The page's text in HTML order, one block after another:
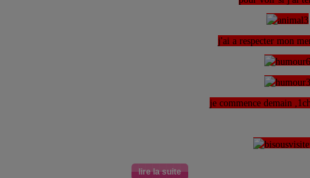
j'ai a respecter mon
je commence demain
lire la suite